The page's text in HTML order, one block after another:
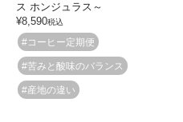
ス ホンジュラス～
¥8,590税込
#コーヒー定期便
#苦みと酸味のバランス
#産地の違い